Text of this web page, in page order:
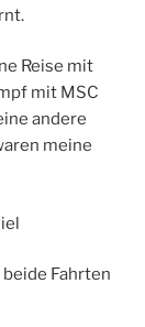
Reise mit
mit MSC
andere
meine
Fahrten